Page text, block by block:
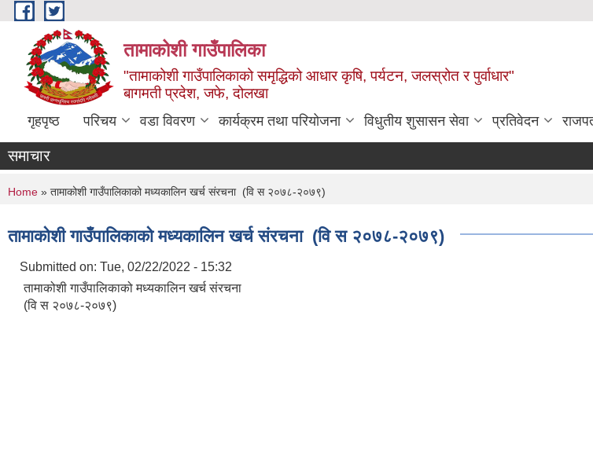
Skip to main content
तामाकोशी गाउँपालिका
"तामाकोशी गाउँपालिकाको समृद्धिको आधार कृषि, पर्यटन, जलस्रोत र पुर्वाधार"
बागमती प्रदेश, जफे, दोलखा
गृहपृष्ठ परिचय वडा विवरण कार्यक्रम तथा परियोजना विधुतीय शुसासन सेवा प्रतिवेदन
समाचार
You are here
Home » तामाकोशी गाउँपालिकाको मध्यकालिन खर्च संरचना (वि स २०७८-२०७९)
तामाकोशी गाउँपालिकाको मध्यकालिन खर्च संरचना (वि स २०७८-२०७९)
Submitted on: Tue, 02/22/2022 - 15:32
तामाकोशी गाउँपालिकाको मध्यकालिन खर्च संरचना
(वि स २०७८-२०७९)